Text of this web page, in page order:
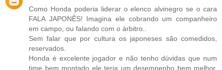
Como Honda poderia liderar o elenco alvinegro se o cara
FALA JAPONÊS! Imagina ele cobrando um companheiro
em campo, ou falando com o árbitro..
Sem falar que por cultura os japoneses são comedidos,
reservados.
Honda é excelente jogador e não tenho dúvidas que num
time bem montado ele teria um desempenho bem melhor.